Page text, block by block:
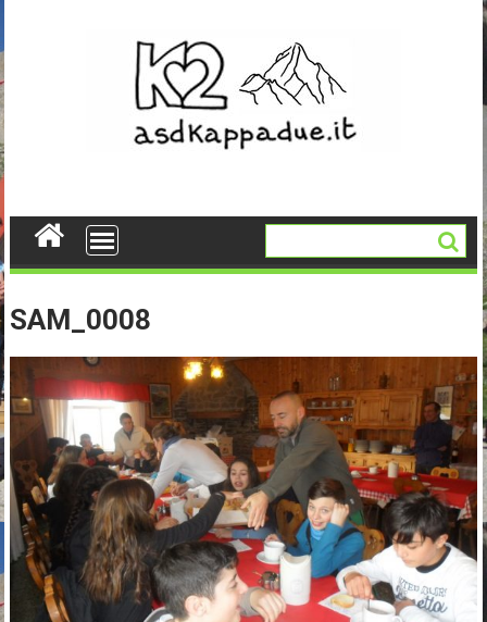
content
SAM_0008